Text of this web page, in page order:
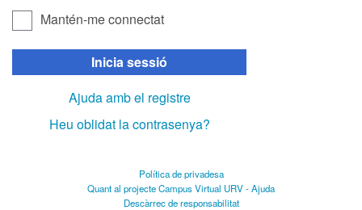
Mantén-me connectat
Inicia sessió
Ajuda amb el registre
Heu oblidat la contrasenya?
Política de privadesa
Quant al projecte Campus Virtual URV - Ajuda
Descàrrec de responsabilitat